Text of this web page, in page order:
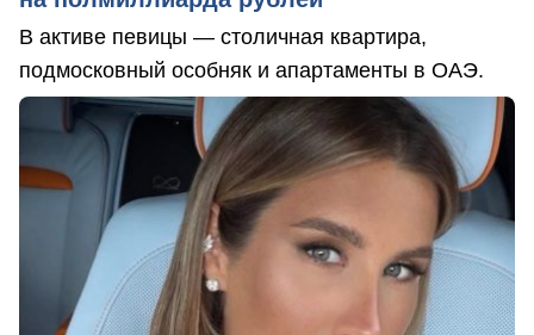
В активе певицы — столичная квартира,
подмосковный особняк и апартаменты в ОАЭ.